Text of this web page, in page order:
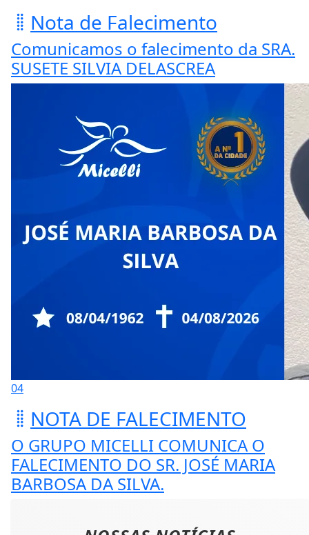
Nota de Falecimento
Comunicamos o falecimento da SRA.
SUSETE SILVIA DELASCREA
04
NOTA DE FALECIMENTO
O GRUPO MICELLI COMUNICA O
FALECIMENTO DO SR. JOSÉ MARIA
BARBOSA DA SILVA.